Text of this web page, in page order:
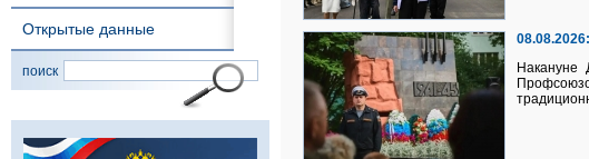
Открытые данные
поиск
08.08.2026:
Накануне